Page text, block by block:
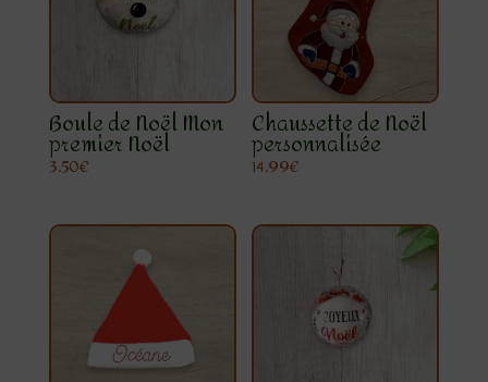
Boule de Noël Mon
premier Noël
3.50€
Chaussette de Noël
personnalisée
14.99€